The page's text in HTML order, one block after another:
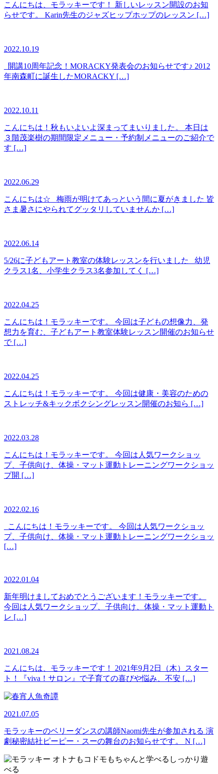
こんにちは、モラッキーです！ 新しいレッスン開設のお知
らせです。 Karin先生のジャズヒップホップのレッスン […]
2022.10.19
開講10周年記念！MORACKY発表会のお知らせです♪ 2012
年南森町に誕生したMORACKY […]
2022.10.11
こんにちは！秋もいよいよ深まってまいりました。 本日は
３階茂楽樹の期間限定メニュー・予約制メニューのご紹介で
す […]
2022.06.29
こんにちは☆ 梅雨が明けてあっという間に夏がきました 皆
さま暑さにやられてグッタリしていませんか […]
2022.06.14
5/26に子どもアート教室の体験レッスンを行いました 幼児
クラス1名、小学生クラス3名参加してく […]
2022.04.25
こんにちは！モラッキーです。 今回は子どもの想像力、発
想力を育む、子どもアート教室体験レッスン開催のお知らせ
で […]
2022.04.25
こんにちは！モラッキーです。 今回は健康・美容のための
ストレッチ&キックボクシングレッスン開催のお知ら […]
2022.03.28
こんにちは！モラッキーです。 今回は人気ワークショッ
プ、子供向け、体操・マット運動トレーニングワークショッ
プ開 […]
2022.02.16
こんにちは！モラッキーです。 今回は人気ワークショッ
プ、子供向け、体操・マット運動トレーニングワークショッ
[…]
2022.01.04
新年明けましておめでとうございます！モラッキーです。
今回は人気ワークショップ、子供向け、体操・マット運動ト
レ […]
2021.08.24
こんにちは、モラッキーです！ 2021年9月2日（木）スター
ト！『viva！サロン』で子育ての喜びや悩み、不安 […]
2021.07.05
モラッキーのベリーダンスの講師Naomi先生が参加される 演
劇秘密結社ピーピー・スーの舞台のお知らせです。 N […]